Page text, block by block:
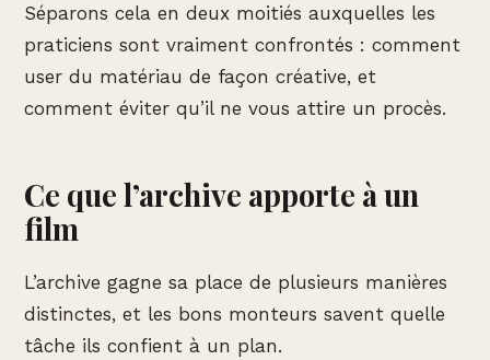
Séparons cela en deux moitiés auxquelles les
praticiens sont vraiment confrontés : comment
user du matériau de façon créative, et
comment éviter qu’il ne vous attire un procès.
Ce que l’archive apporte à un
film
L’archive gagne sa place de plusieurs manières
distinctes, et les bons monteurs savent quelle
tâche ils confient à un plan.